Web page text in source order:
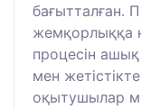
бағытталған.
жемқорлыққа
процесін ашық
мен
оқытушылар